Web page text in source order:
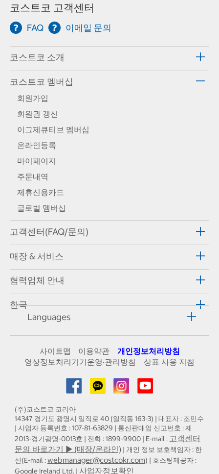
코스트코 고객센터
FAQ 이메일 문의
코스트코 소개
코스트코 멤버십
회원가입
회원권 갱신
이그제큐티브 멤버십
온라인등록
마이페이지
주문내역
제휴신용카드
글로벌 멤버십
고객센터(FAQ/문의)
매장 & 서비스
협력업체 안내
한국
Languages
사이트맵 이용약관
개인정보처리방침
영상정보처리기기운영·관리방침
상표 사용 지침
(주)코스트코 코리아
14347 경기도 광명시 일직로 40 (일직동 163-3) | 대표자 : 조민수
| 사업자 등록번호 : 107-81-63829 | 통신판매업 신고번호 : 제
2013-경기광명-0013호 | 전화 : 1899-9900 | E-mail : 고객센터
문의 바로가기 ▶ (매장/온라인) | 개인 정보 보호책임자 : 한
신(E-mail :webmanager@costcokr.com) | 호스팅제공자 :
Google Ireland Ltd. | 사업자정보확인